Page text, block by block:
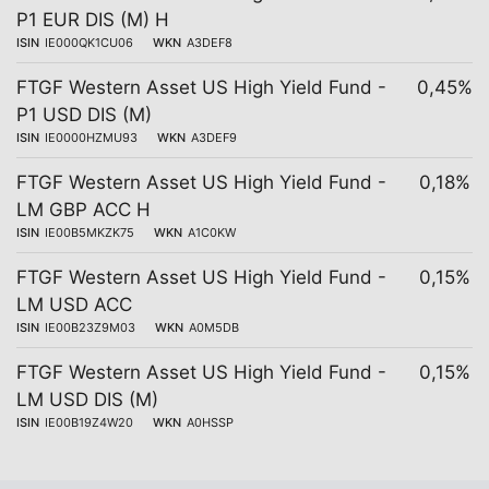
P1 EUR DIS (M) H
ISIN IE000QK1CU06 WKN A3DEF8
FTGF Western Asset US High Yield Fund -
P1 USD DIS (M)
ISIN IE0000HZMU93 WKN A3DEF9
0,45%
FTGF Western Asset US High Yield Fund -
LM GBP ACC H
ISIN IE00B5MKZK75 WKN A1C0KW
0,18%
FTGF Western Asset US High Yield Fund -
LM USD ACC
ISIN IE00B23Z9M03 WKN A0M5DB
0,15%
FTGF Western Asset US High Yield Fund -
LM USD DIS (M)
ISIN IE00B19Z4W20 WKN A0HSSP
0,15%